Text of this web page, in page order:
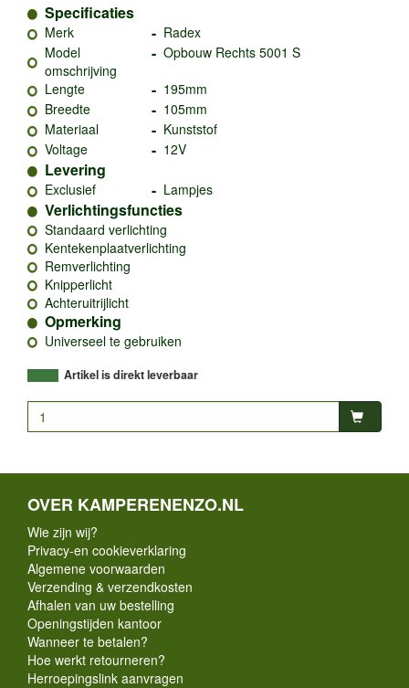
Specificaties
Merk - Radex
Model
omschrijving
- Opbouw Rechts 5001 S
Lengte
- 195mm
Breedte
- 105mm
Materiaal
- Kunststof
Voltage
- 12V
Levering
Exclusief - Lampjes
Verlichtingsfuncties
Standaard verlichting
Kentekenplaatverlichting
Remverlichting
Knipperlicht
Achteruitrijlicht
Opmerking
Universeel te gebruiken
Artikel is direkt leverbaar
OVER KAMPERENENZO.NL
Wie zijn wij?
Privacy-en cookieverklaring
Algemene voorwaarden
Verzending & verzendkosten
Afhalen van uw bestelling
Openingstijden kantoor
Wanneer te betalen?
Hoe werkt retourneren?
Herroepingslink aanvragen